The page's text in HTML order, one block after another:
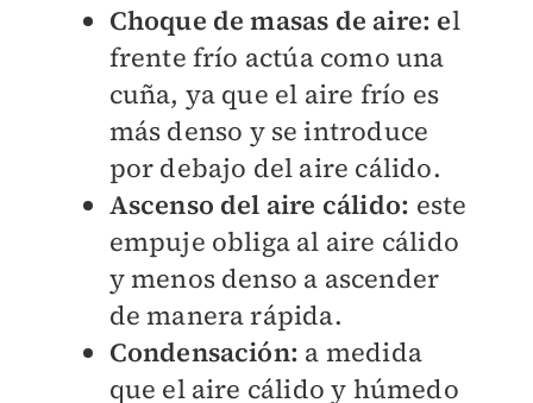
Choque de masas de aire: el
frente frío actúa como una
cuña, ya que el aire frío es
más denso y se introduce
por debajo del aire cálido.
Ascenso del aire cálido: este
empuje obliga al aire cálido
y menos denso a ascender
de manera rápida.
Condensación: a medida
que el aire cálido y húmedo